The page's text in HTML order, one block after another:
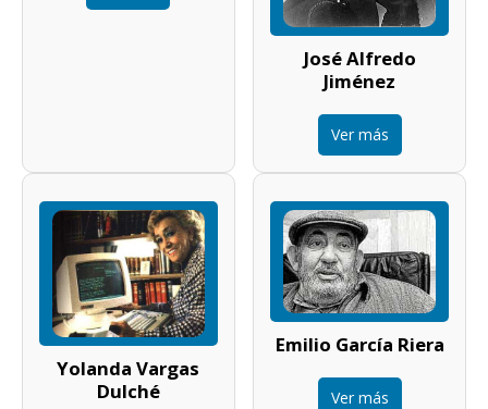
José Alfredo
Jiménez
Ver más
Yolanda Vargas
Dulché
Emilio García Riera
Ver más